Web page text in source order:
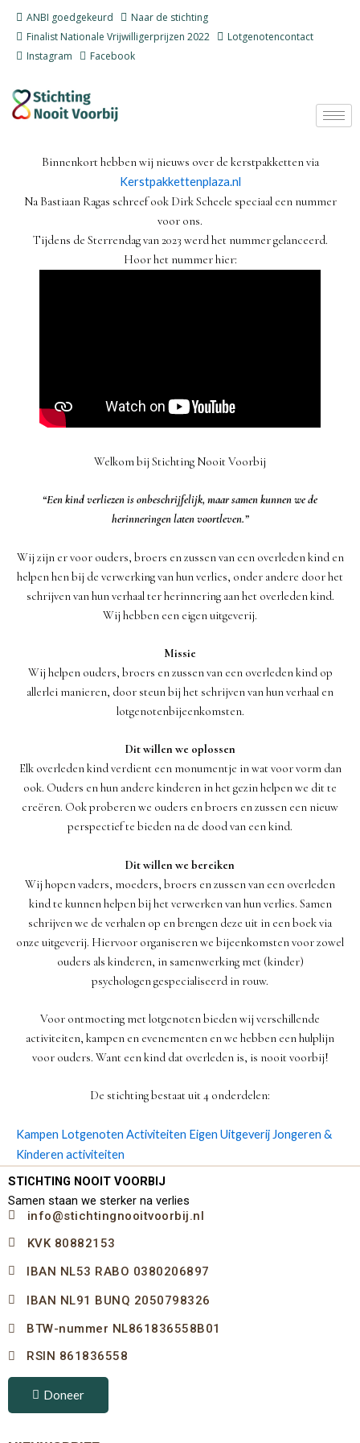
ANBI goedgekeurd
Naar de stichting
Finalist Nationale Vrijwilligerprijzen 2022
Lotgenotencontact
Instagram
Facebook
Binnenkort hebben wij nieuws over de kerstpakketten via
Kerstpakkettenplaza.nl
Na Bastiaan Ragas schreef ook Dirk Scheele speciaal een nummer
voor ons.
Tijdens de Sterrendag van 2023 werd het nummer gelanceerd.
Hoor het nummer hier:
Welkom bij Stichting Nooit Voorbij
“Een kind verliezen is onbeschrijfelijk, maar samen kunnen we de
herinneringen laten voortleven.”
Wij zijn er voor ouders, broers en zussen van een overleden kind en
helpen hen bij de verwerking van hun verlies, onder andere door het
schrijven van hun verhaal ter herinnering aan het overleden kind.
Wij hebben een eigen uitgeverij.
Missie
Wij helpen ouders, broers en zussen van een overleden kind op
allerlei manieren, door steun bij het schrijven van hun verhaal en
lotgenotenbijeenkomsten.
Dit willen we oplossen
Elk overleden kind verdient een monumentje in wat voor vorm dan
ook. Ouders en hun andere kinderen in het gezin helpen we dit te
creëren. Ook proberen we ouders en broers en zussen een nieuw
perspectief te bieden na de dood van een kind.
Dit willen we bereiken
Wij hopen vaders, moeders, broers en zussen van een overleden
kind te kunnen helpen bij het verwerken van hun verlies. Samen
schrijven we de verhalen op en brengen deze uit in een boek via
onze uitgeverij. Hiervoor organiseren we bijeenkomsten voor zowel
ouders als kinderen, in samenwerking met (kinder)
psychologen gespecialiseerd in rouw.
Voor ontmoeting met lotgenoten bieden wij verschillende
activiteiten, kampen en evenementen en we hebben een hulplijn
voor ouders. Want een kind dat overleden is, is nooit voorbij!
De stichting bestaat uit 4 onderdelen:
Kampen Lotgenoten Activiteiten Eigen Uitgeverij Jongeren &
Kinderen activiteiten
STICHTING NOOIT VOORBIJ
Samen staan we sterker na verlies
info@stichtingnooitvoorbij.nl
KVK 80882153
IBAN NL53 RABO 0380206897
IBAN NL91 BUNQ 2050798326
BTW-nummer NL861836558B01
RSIN 861836558
Doneer